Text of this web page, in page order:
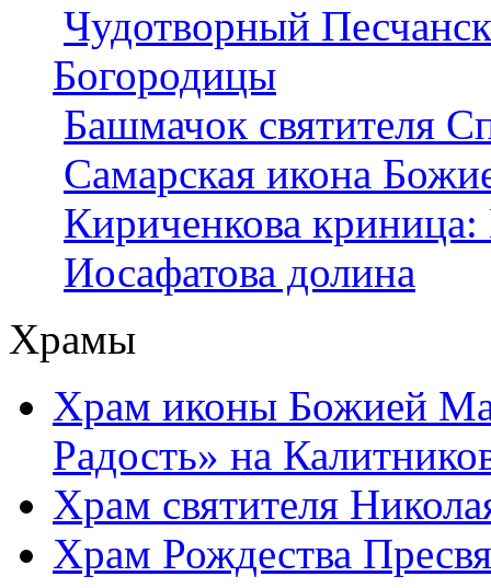
Чудотворный
Богородицы
Башмачок святителя
Самарская икона
Кириченкова
Иосафатова долина
Храмы
Храм иконы Божией
Радость» на
Храм святителя
Храм Рождества